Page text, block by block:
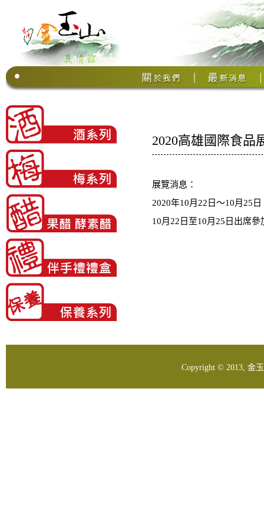
2020高雄國際食品
展覽消息：
2020年10月22日〜10月25日
10月22日至10月25日出席
Copyright © 2013, 金